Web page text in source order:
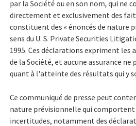
par la Société ou en son nom, qui ne
directement et exclusivement des
constituent des « énoncés de nature
sens du U. S. Private Securities
1995. Ces déclarations expriment
de la Société, et aucune assurance ne
quant à l'atteinte des résultats qui y
Ce communiqué de presse peut
nature prévisionnelle qui comportent
incertitudes, notamment des